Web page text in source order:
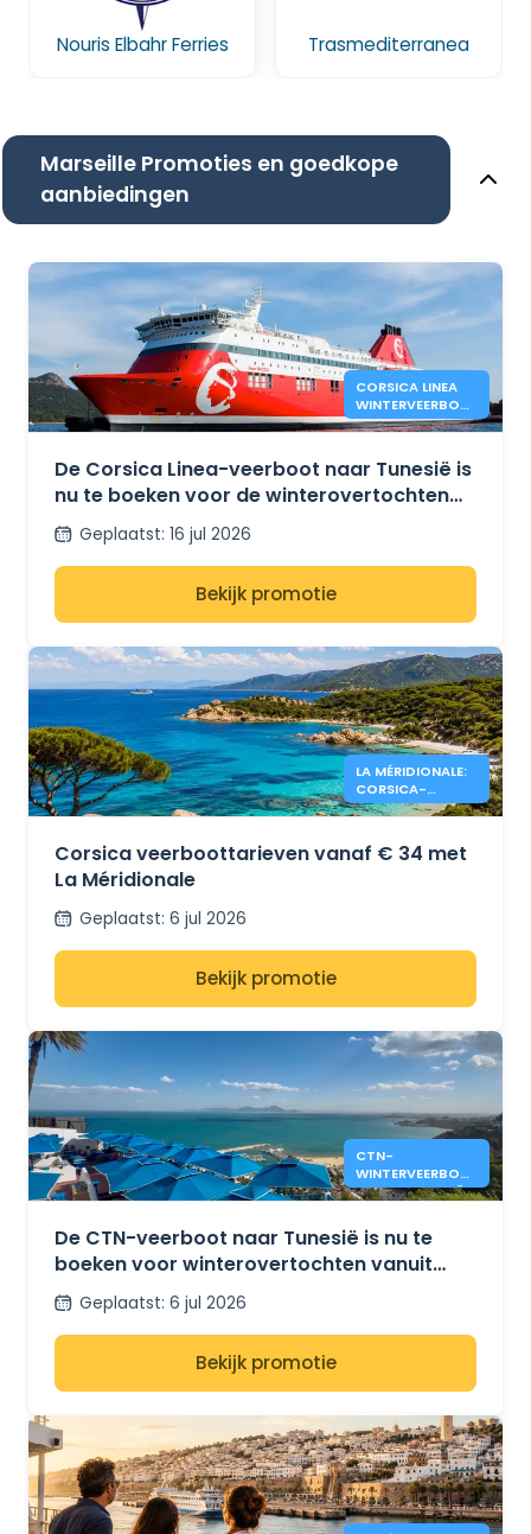
Nouris Elbahr Ferries Trasmediterranea
Marseille Promoties en goedkope
aanbiedingen
CORSICA LINEA
WINTERVEERBOTE
N TUSSEN
TUNIS
De Corsica Linea-veerboot naar Tunesië is
nu te boeken voor de winterovertochten
tussen Marseille en Tunesië.
Geplaatst: 16 jul 2026
Bekijk promotie
LA MÉRIDIONALE:
CORSICA-
AANBIEDINGEN
Corsica veerboottarieven vanaf € 34 met
La Méridionale
Geplaatst: 6 jul 2026
Bekijk promotie
CTN-
WINTERVEERBOTE
N NAAR TUNESIË
EN GENUA
De CTN-veerboot naar Tunesië is nu te
boeken voor winterovertochten vanuit
Marseille en Genua.
Geplaatst: 6 jul 2026
Bekijk promotie